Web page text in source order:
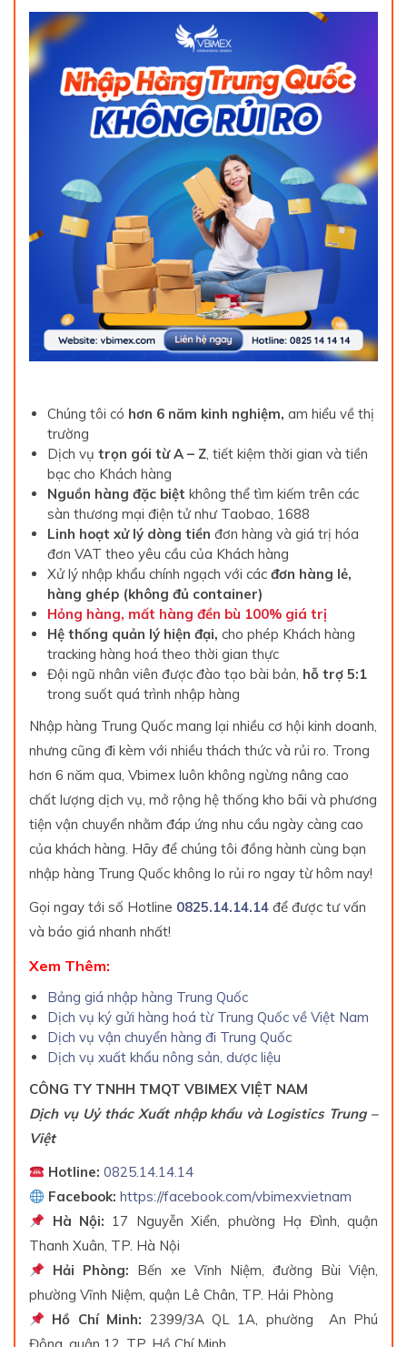
Chúng tôi có hơn 6 năm kinh nghiệm, am hiểu về thị
trường
Dịch vụ trọn gói từ A – Z, tiết kiệm thời gian và tiền
bạc cho Khách hàng
Nguồn hàng đặc biệt không thể tìm kiếm trên các
sàn thương mại điện tử như Taobao, 1688
Linh hoạt xử lý dòng tiền đơn hàng và giá trị hóa
đơn VAT theo yêu cầu của Khách hàng
Xử lý nhập khẩu chính ngạch với các đơn hàng lẻ,
hàng ghép (không đủ container)
Hỏng hàng, mất hàng đền bù 100% giá trị
Hệ thống quản lý hiện đại, cho phép Khách hàng
tracking hàng hoá theo thời gian thực
Đội ngũ nhân viên được đào tạo bài bản, hỗ trợ 5:1
trong suốt quá trình nhập hàng
Nhập hàng Trung Quốc mang lại nhiều cơ hội kinh doanh,
nhưng cũng đi kèm với nhiều thách thức và rủi ro. Trong
hơn 6 năm qua, Vbimex luôn không ngừng nâng cao
chất lượng dịch vụ, mở rộng hệ thống kho bãi và phương
tiện vận chuyển nhằm đáp ứng nhu cầu ngày càng cao
của khách hàng. Hãy để chúng tôi đồng hành cùng bạn
nhập hàng Trung Quốc không lo rủi ro ngay từ hôm nay!
Gọi ngay tới số Hotline 0825.14.14.14 để được tư vấn
và báo giá nhanh nhất!
Xem Thêm:
Bảng giá nhập hàng Trung Quốc
Dịch vụ ký gửi hàng hoá từ Trung Quốc về Việt Nam
Dịch vụ vận chuyển hàng đi Trung Quốc
Dịch vụ xuất khẩu nông sản, dược liệu
CÔNG TY TNHH TMQT VBIMEX VIỆT NAM
Dịch vụ Uỷ thác Xuất nhập khẩu và Logistics Trung –
Việt
Hotline: 0825.14.14.14
Facebook: https://facebook.com/vbimexvietnam
Hà Nội: 17 Nguyễn Xiển, phường Hạ Đình, quận
Thanh Xuân, TP. Hà Nội
Hải Phòng: Bến xe Vĩnh Niệm, đường Bùi Viện,
phường Vĩnh Niệm, quận Lê Chân, TP. Hải Phòng
Hồ Chí Minh: 2399/3A QL 1A, phường An Phú